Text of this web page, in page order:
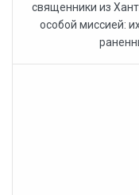
священники из
особой миссией: